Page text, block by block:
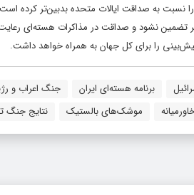
نسبت به صداقت ایالات متحده بدبین‌تر کرده
نشود و صداقت در مذاکرات هسته‌ای
را برای کل جهان به همراه خواهد داشت.
برنامه هسته‌ای ایران جنگ اعراب و
موشک‌های بالستیک نتایج جنگ